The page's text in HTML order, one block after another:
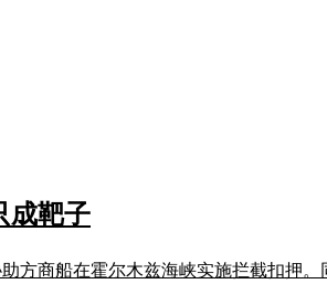
成靶子
方商船在霍尔木兹海峡实施拦截扣押